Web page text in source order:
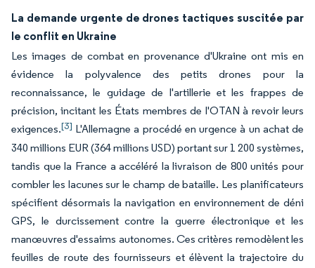
La demande urgente de drones tactiques suscitée par
le conflit en Ukraine
Les images de combat en provenance d'Ukraine ont mis en
évidence la polyvalence des petits drones pour la
reconnaissance, le guidage de l'artillerie et les frappes de
précision, incitant les États membres de l'OTAN à revoir leurs
exigences.[3] L'Allemagne a procédé en urgence à un achat de
340 millions EUR (364 millions USD) portant sur 1 200 systèmes,
tandis que la France a accéléré la livraison de 800 unités pour
combler les lacunes sur le champ de bataille. Les planificateurs
spécifient désormais la navigation en environnement de déni
GPS, le durcissement contre la guerre électronique et les
manœuvres d'essaims autonomes. Ces critères remodèlent les
feuilles de route des fournisseurs et élèvent la trajectoire du